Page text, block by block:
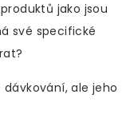
jako jsou
své specifické
dávkování, ale jeho